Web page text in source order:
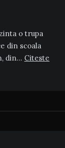
o trupa
din scoala
din… Citeste